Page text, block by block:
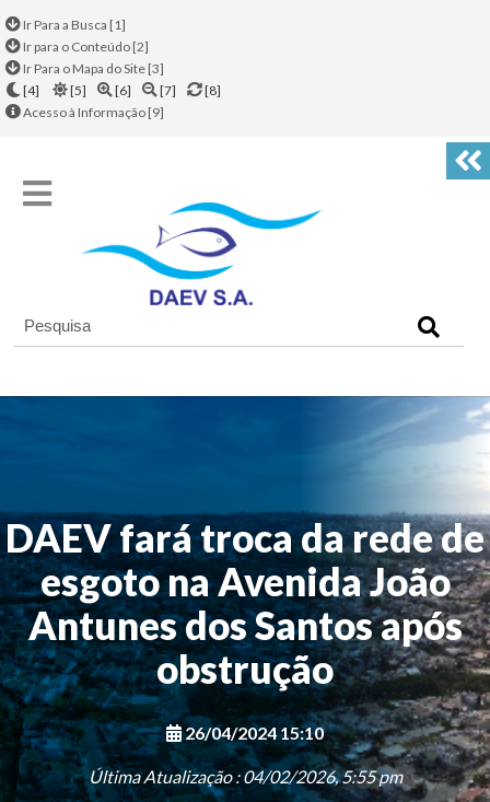
Ir Para a Busca [1]
Ir para o Conteúdo [2]
Ir Para o Mapa do Site [3]
[4]
[5] [6] [7]
[8]
Acesso à Informação [9]
DAEV fará troca da rede de
esgoto na Avenida João
Antunes dos Santos após
obstrução
26/04/2024 15:10
Última Atualização : 04/02/2026, 5:55 pm